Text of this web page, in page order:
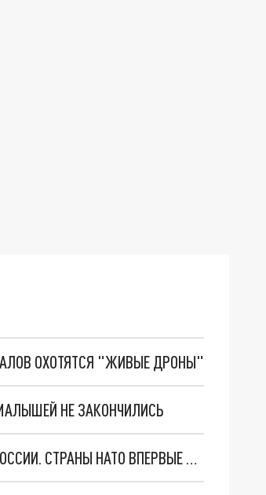
ОХОТЯТСЯ "ЖИВЫЕ ДРОНЫ"
НЕ ЗАКОНЧИЛИСЬ
"ОЧЕНЬ ПЛОХИЕ НОВОСТИ": БОЛЬШАЯ ОШИБКА PALANTIR В РОССИИ. СТРАНЫ НАТО ВПЕРВЫЕ ЗА СВО ОСТАНОВИЛИ ПОСТАВКИ ОРУЖИЯ. ВСУ ТЕРЯЮТ ПРИГРАНИЧЬЕ?